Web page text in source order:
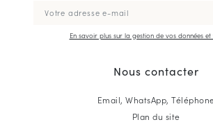
En savoir plus sur la gestion de vos données
Nous contacter
Email, WhatsApp,
Plan du site